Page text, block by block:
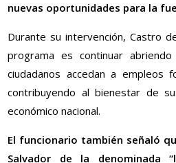
nuevas oportunidades para la
Durante su intervención, Castro
programa es continuar
ciudadanos accedan a empleos
contribuyendo al bienestar de
económico nacional.
El funcionario también señaló
Salvador de la denominada